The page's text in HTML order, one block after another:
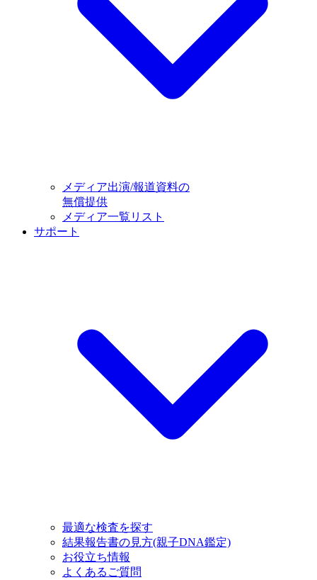
メディア出演/報道資料の
無償提供
メディア一覧リスト
サポート
最適な検査を探す
結果報告書の見方(親子DNA鑑定)
お役立ち情報
よくあるご質問